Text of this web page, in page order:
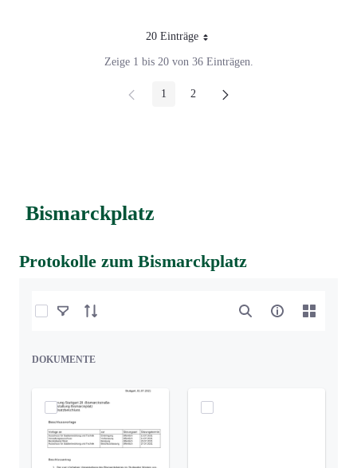
20 Einträge
Pro Seite
Zeige 1 bis 20 von 36 Einträgen.
Seite
1 Seite
2
Bismarckplatz
Protokolle zum Bismarckplatz
Elemente auswählen
DOKUMENTE